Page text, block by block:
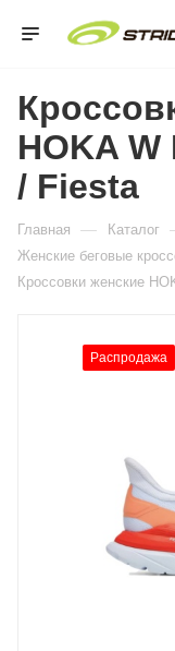
HOKA W
/ Fiesta
Главная — Каталог
Женские беговые
Кроссовки женские
Распродажа